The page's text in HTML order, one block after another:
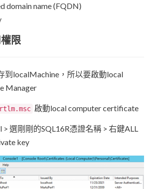
domain name (FQDN)
限
到localMachine，所以要啟動local
Manager
啟動local computer certificate
> 選剛剛的SQL16R憑證名稱 > 右鍵ALL
key